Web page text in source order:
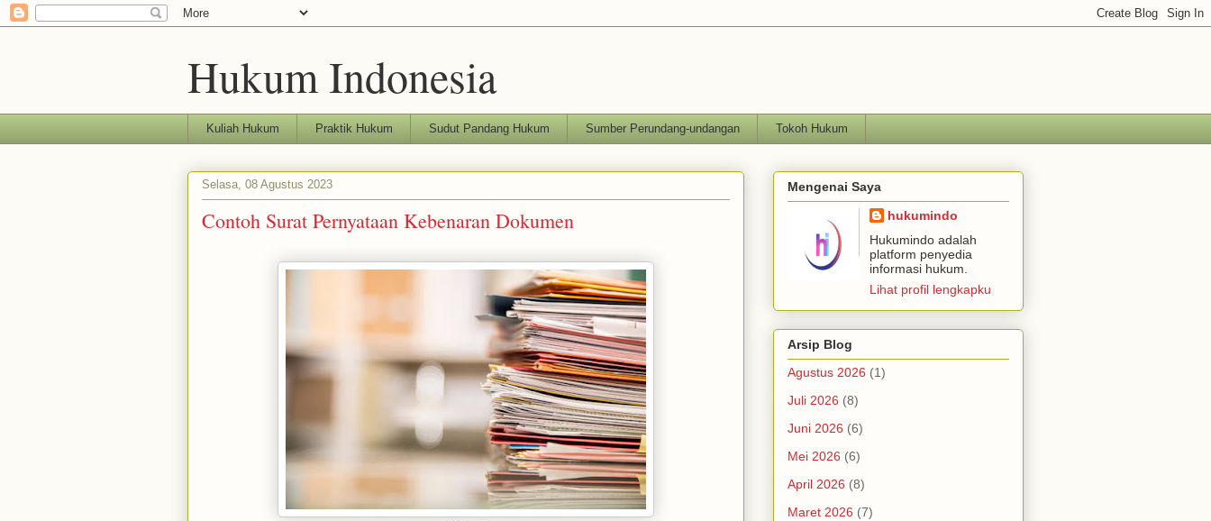
Hukum Indonesia
Kuliah Hukum Praktik Hukum Sudut Pandang Hukum Sumber Perundang-undangan Tokoh Hukum
Selasa, 08 Agustus 2023
Contoh Surat Pernyataan Kebenaran Dokumen
Mengenai Saya
hukumindo
Hukumindo adalah
platform penyedia
informasi hukum.
Lihat profil lengkapku
Arsip Blog
Agustus 2026 (1)
Juli 2026 (8)
Juni 2026 (6)
Mei 2026 (6)
April 2026 (8)
Maret 2026 (7)